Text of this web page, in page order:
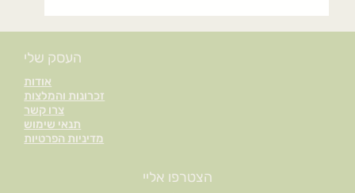
אודות
זכרונות והמלצות
צרו קשר
תנאי שימוש
מדיניות הפרטיות
העסק שלי
הצטרפו אליי